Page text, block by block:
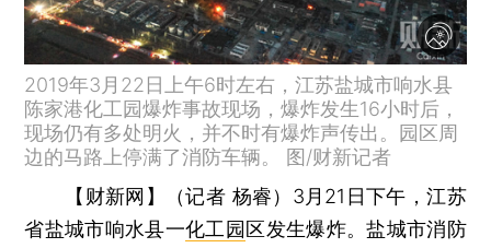
2019年3月22日上午6时左右，江苏盐城市响水县
陈家港化工园爆炸事故现场，爆炸发生16小时后，
现场仍有多处明火，并不时有爆炸声传出。园区周
边的马路上停满了消防车辆。 图/财新记者
【财新网】（记者 杨睿） 3月21日下午，江苏
省盐城市响水县一化工园区发生爆炸。盐城市消防